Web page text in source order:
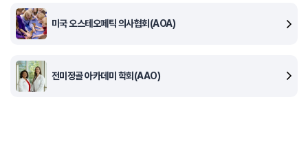
미국 오스테오페틱 의사협회(AOA)
전미정골 아카데미 학회(AAO)